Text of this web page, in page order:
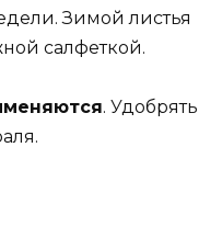
Зимой листья
салфеткой.
. Удобрять